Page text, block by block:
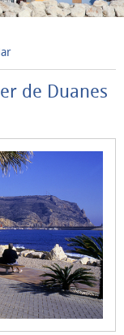
de Duanes